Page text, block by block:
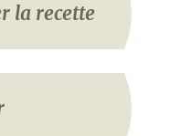
la recette